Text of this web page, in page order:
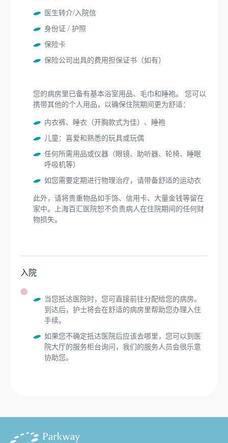
医生转介/入院信
身份证 / 护照
保险卡
保险公司出具的费用担保证书（如有）
您的病房里已备有基本浴室用品、毛巾和睡袍。 您可以
携带其他的个人用品，以确保住院期间更为舒适：
内衣裤、睡衣（开胸款式为佳）、睡袍
儿童：喜爱和熟悉的玩具或玩偶
任何所需用品或仪器（眼镜、助听器、轮椅、睡眠
呼吸机等）
如您需要定期进行物理治疗，请带备舒适的运动衣
此外，请将贵重物品如手饰、信用卡、大量金钱等留在
家中。上海百汇医院恕不负责病人在住院期间的任何财
物损失。
入院
当您抵达医院时，您可直接前往分配给您的病房。
到达后，护士将会在舒适的病房里帮助您办理入住
手续。
​如果您不确定抵达医院后应该去哪里，您可以到医
院大厅的服务柜台询问，我们的服务人员会很乐意
协助您。